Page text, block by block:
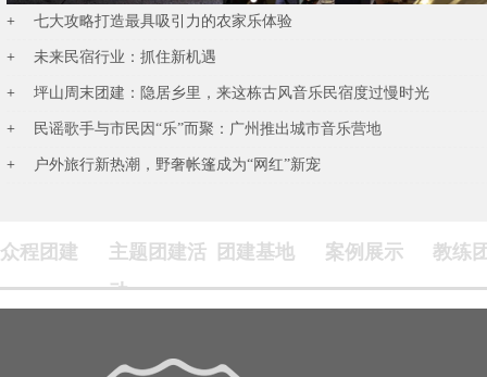
七大攻略打造最具吸引力的农家乐体验
未来民宿行业：抓住新机遇
坪山周末团建：隐居乡里，来这栋古风音乐民宿度过慢时光
民谣歌手与市民因“乐”而聚：广州推出城市音乐营地
户外旅行新热潮，野奢帐篷成为“网红”新宠
众程团建
主题团建活
动
团建基地 案例展示 教练